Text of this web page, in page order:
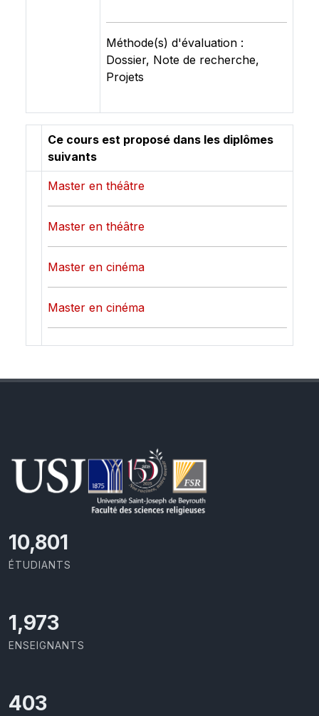
Méthode(s) d'évaluation :
Dossier, Note de recherche,
Projets
Ce cours est proposé dans les diplômes
suivants
Master en théâtre
Master en théâtre
Master en cinéma
Master en cinéma
11,110
ÉTUDIANTS
2,029
ENSEIGNANTS
414